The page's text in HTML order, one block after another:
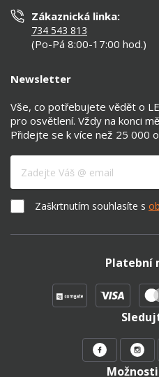
Zákaznická linka:
734 543 813
(Po-Pá 8:00-17:00 hod.)
Newsletter
Vše, co potřebujete vědět o
pro osvětlení. Vždy na konci
Přidejte se k více než 25 000
Zaškrtnutím souhlasíte s
Platební